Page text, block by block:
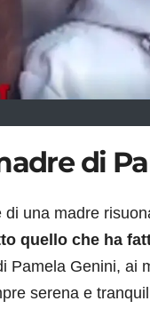
di
di una madre
quello che ha
Pamela Genini, ai
serena e